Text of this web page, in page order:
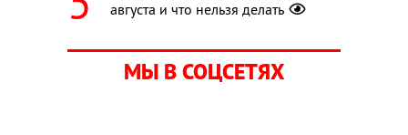
августа и что нельзя делать
МЫ В СОЦСЕТЯХ